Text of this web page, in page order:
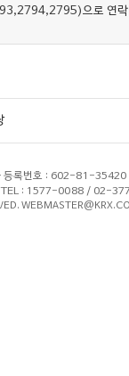
으로 연락
록번호 : 602-81-35420
TEL : 1577-0088 / 02-